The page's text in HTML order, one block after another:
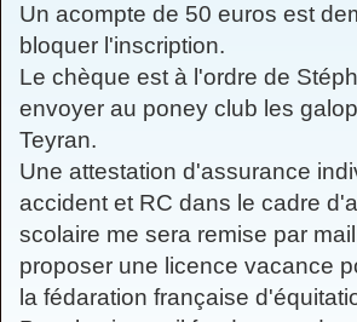
Un acompte de 50 euros est
bloquer l'inscription.
Le chèque est à l'ordre de
envoyer au poney club les
Teyran.
Une attestation d'assurance
accident et RC dans le cadre
scolaire me sera remise par
proposer une licence vacance
la fédaration française